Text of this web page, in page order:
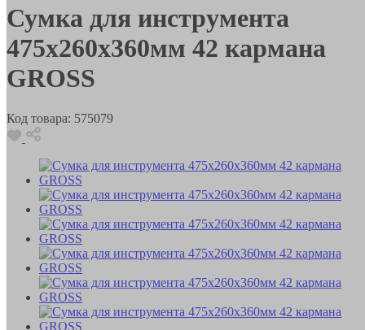
Сумка для инструмента
475х260х360мм 42 кармана
GROSS
Код товара: 575079